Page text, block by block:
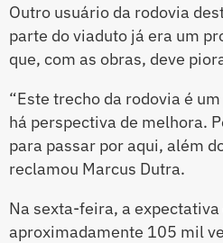
Outro usuário da rodovia
parte do viaduto já era um
que, com as obras, deve
“Este trecho da rodovia é
há perspectiva de melhora.
para passar por aqui, além
reclamou Marcus Dutra.
Na sexta-feira, a expectativa
aproximadamente 105 mil